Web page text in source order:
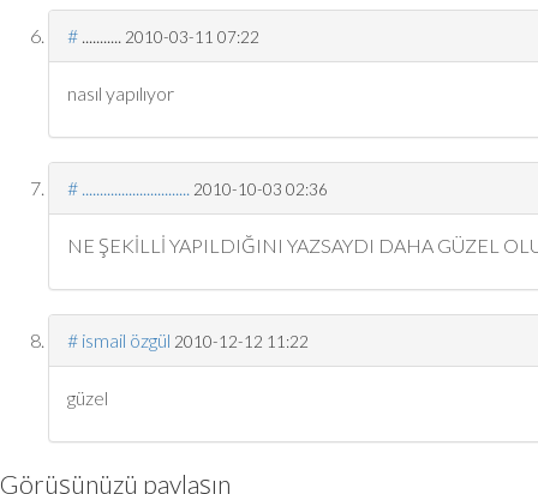
# ........... 2010-03-11 07:22
nasıl yapılıyor
# .............................. 2010-10-03 02:36
NE ŞEKİLLİ YAPILDIĞINI YAZSAYDI DAHA GÜZEL
# ismail özgül 2010-12-12 11:22
güzel
Görüşünüzü paylaşın